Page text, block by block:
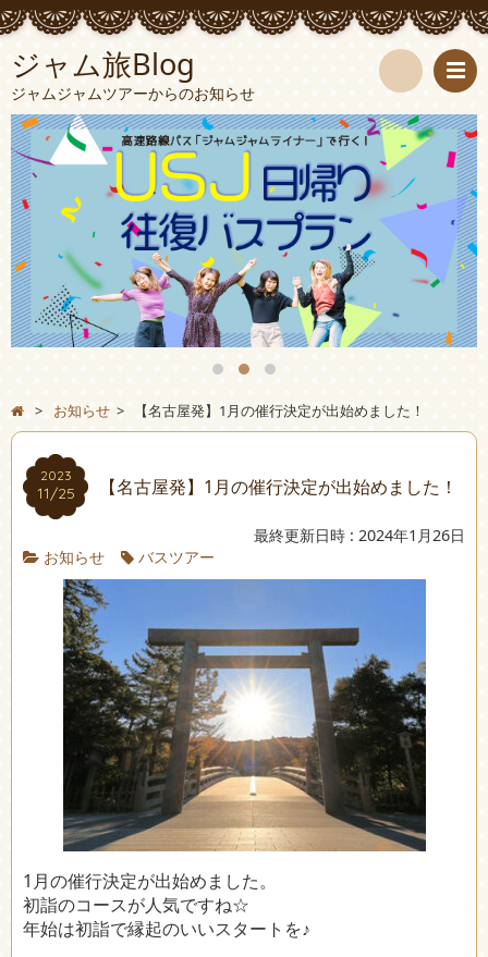
ジャム旅Blog
ジャムジャムツアーからのお知らせ
検
索
> お知らせ > 【名古屋発】1月の催行決定が出始めました！
2023
11/25 【名古屋発】1月の催行決定が出始めました！
最終更新日時 : 2024年1月26日
お知らせ
バスツアー
1月の催行決定が出始めました。
初詣のコースが人気ですね☆
年始は初詣で縁起のいいスタートを♪